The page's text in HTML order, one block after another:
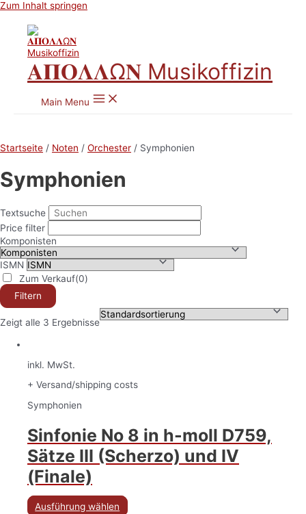
Zum Inhalt springen
𝚨𝚷𝚶𝚲𝚲Ω𝚴 Musikoffizin
Main Menu
Startseite / Noten / Orchester / Symphonien
Symphonien
Textsuche
Price filter
Komponisten
ISMN
Zum Verkauf(0)
Filtern
Zeigt alle 3 Ergebnisse
inkl. MwSt.
+ Versand/shipping costs
Symphonien
Sinfonie No 8 in h-moll D759,
Sätze III (Scherzo) und IV
(Finale)
Ausführung wählen